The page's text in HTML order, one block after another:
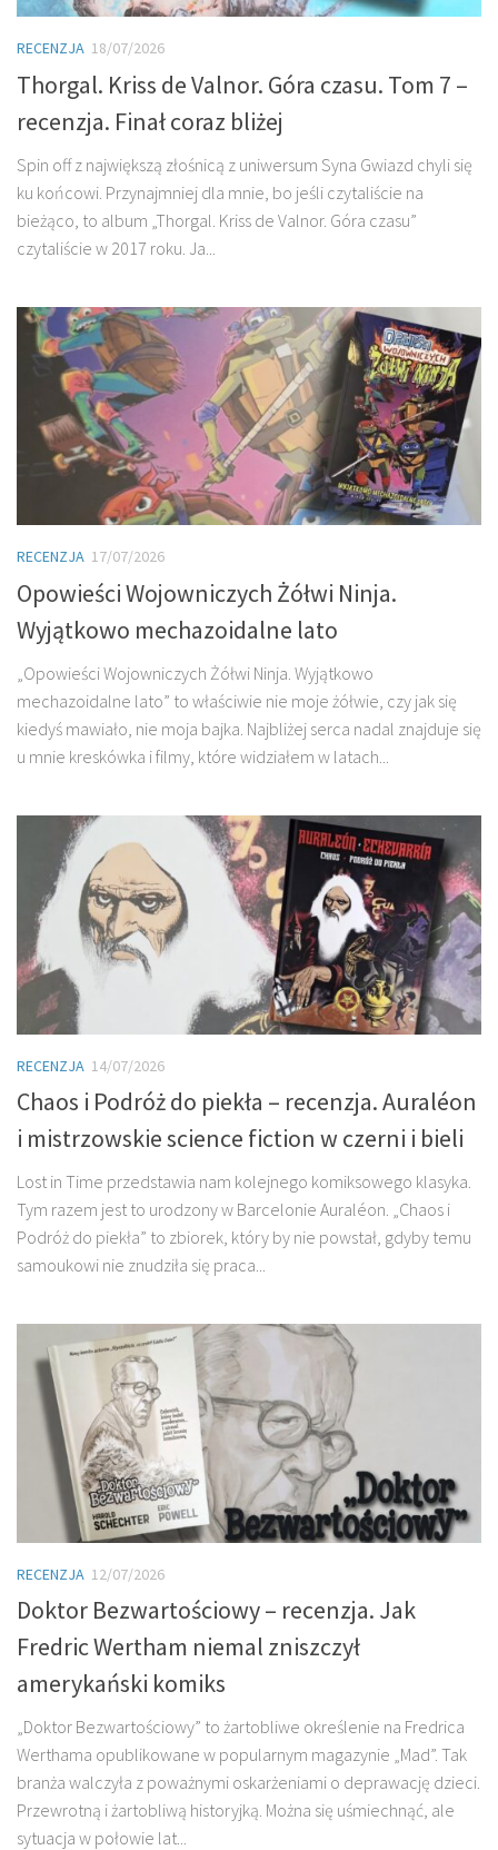
RECENZJA 18/07/2026
Thorgal. Kriss de Valnor. Góra czasu. Tom 7 –
recenzja. Finał coraz bliżej
Spin off z największą złośnicą z uniwersum Syna Gwiazd chyli się
ku końcowi. Przynajmniej dla mnie, bo jeśli czytaliście na
bieżąco, to album „Thorgal. Kriss de Valnor. Góra czasu”
czytaliście w 2017 roku. Ja...
RECENZJA 17/07/2026
Opowieści Wojowniczych Żółwi Ninja.
Wyjątkowo mechazoidalne lato
„Opowieści Wojowniczych Żółwi Ninja. Wyjątkowo
mechazoidalne lato” to właściwie nie moje żółwie, czy jak się
kiedyś mawiało, nie moja bajka. Najbliżej serca nadal znajduje się
u mnie kreskówka i filmy, które widziałem w latach...
RECENZJA 14/07/2026
Chaos i Podróż do piekła – recenzja. Auraléon
i mistrzowskie science fiction w czerni i bieli
Lost in Time przedstawia nam kolejnego komiksowego klasyka.
Tym razem jest to urodzony w Barcelonie Auraléon. „Chaos i
Podróż do piekła” to zbiorek, który by nie powstał, gdyby temu
samoukowi nie znudziła się praca...
RECENZJA 12/07/2026
Doktor Bezwartościowy – recenzja. Jak
Fredric Wertham niemal zniszczył
amerykański komiks
„Doktor Bezwartościowy” to żartobliwe określenie na Fredrica
Werthama opublikowane w popularnym magazynie „Mad”. Tak
branża walczyła z poważnymi oskarżeniami o deprawację dzieci.
Przewrotną i żartobliwą historyjką. Można się uśmiechnąć, ale
sytuacja w połowie lat...